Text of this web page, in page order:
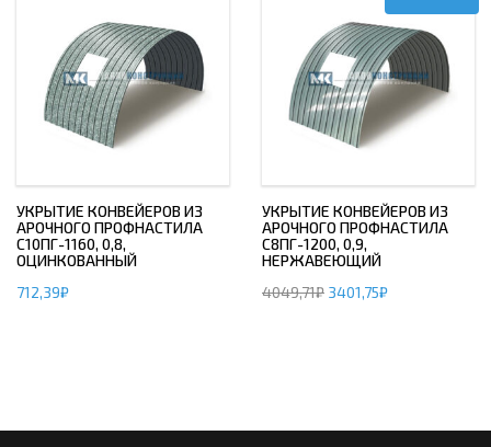
УКРЫТИЕ КОНВЕЙЕРОВ ИЗ
АРОЧНОГО ПРОФНАСТИЛА
С10ПГ-1160, 0,8,
ОЦИНКОВАННЫЙ
712,39₽
УКРЫТИЕ КОНВЕЙЕРОВ ИЗ
АРОЧНОГО ПРОФНАСТИЛА
С8ПГ-1200, 0,9,
НЕРЖАВЕЮЩИЙ
4049,71₽ 3401,75₽